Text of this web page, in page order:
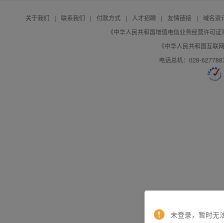
关于我们 | 联系我们 | 付款方式 | 人才招聘 | 友情链接 |
域名资
《中华人民共和国增值电信业务经营许可
《中华人民共和国互联
电话总机：028-
未登录，暂时无